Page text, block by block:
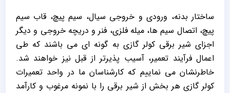
ساختار بدنه، ورودی و خروجی سیال، سیم پیچ، قاب سیم
پیچ، اتصال سیم ها، میله فلزی، فنر و دریچه خروجی و دیگر
اجزای شیر برقی کولر گازی به گونه ای می باشند که طی
اعمال فرآیند تعمیر، آسیب پذیرتر از قبل نیز خواهند شد.
خاطرنشان می نماییم که کارشناسان ما در واحد تعمیرات
کولر گازی هر بخش از شیر برقی را با نمونه مرغوب و کارآمد